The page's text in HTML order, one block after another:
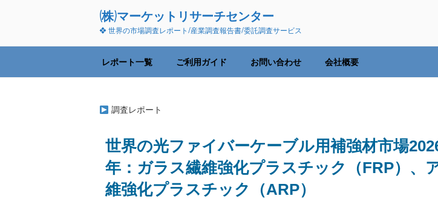
ン
へ
(株)マーケットリサーチセンター
❖ 世界の市場調査レポート/産業調査報告書/委託調査サービス
レポート一覧 ご利用ガイド お問い合わせ 会社概要
調査レポート
世界の光ファイバーケーブル用補強材市場
年：ガラス繊維強化プラスチック（FRP）、
維強化プラスチック（ARP）